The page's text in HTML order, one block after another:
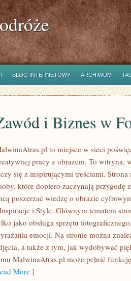
BLOG INTERNETOWY ARCHIWUM
i Biznes w
to miejsce w sieci
pracy z obrazem. To witryna,
się z inspirującymi treściami.
które dopiero zaczynają przygodę
poszerzać wiedzę o obrazie
i Style. Głównym tematem
jako obsługa sprzętu
emocji. Na stronie można
a także z tym, jak wydobywać
MalwinaAtras.pl może pełnić
More ]